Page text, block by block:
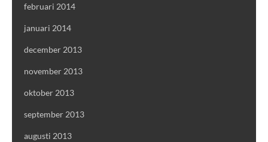
februari 2014
januari 2014
december 2013
november 2013
oktober 2013
september 2013
augusti 2013